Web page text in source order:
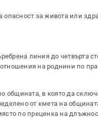
за живота или
линия до четвърта
на роднини по
общината, в която да
от кмета на
по преценка на